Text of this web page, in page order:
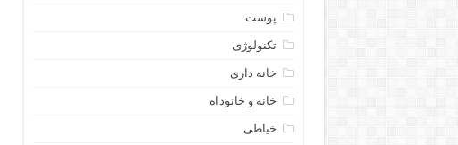
پوست
تکنولوژی
خانه داری
خانه و خانوداه
خیاطی